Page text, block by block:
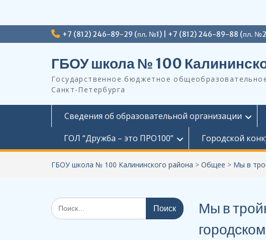
к
+7 (812) 246-89-29 (пл. №1) | +7 (812) 246-89-88 (пл.
ГБОУ школа № 100
Государственное бюджетное
Санкт-Петербурга
Сведения об образовательной организации
ГОЛ “Дружба – это ПРО100”
Городской
ГБОУ школа № 100 Калининского района > Общее > Мы в
Мы в
Поиск
по: